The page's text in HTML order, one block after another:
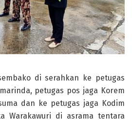
di serahkan ke petugas
petugas pos jaga Korem
dan ke petugas jaga Kodim
Warakawuri di asrama tentara